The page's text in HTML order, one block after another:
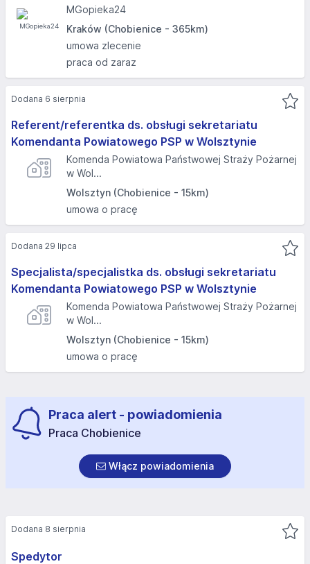
MGopieka24
Kraków (Chobienice - 365km)
umowa zlecenie
praca od zaraz
Referent/referentka ds. obsługi sekretariatu
Komendanta Powiatowego PSP w Wolsztynie
Komenda Powiatowa Państwowej Straży Pożarnej
w Wol...
Wolsztyn (Chobienice - 15km)
umowa o pracę
Dodana 6 sierpnia
Specjalista/specjalistka ds. obsługi sekretariatu
Komendanta Powiatowego PSP w Wolsztynie
Komenda Powiatowa Państwowej Straży Pożarnej
w Wol...
Wolsztyn (Chobienice - 15km)
umowa o pracę
Dodana 29 lipca
Praca alert - powiadomienia
Praca Chobienice
Włącz powiadomienia
Spedytor
Dodana 8 sierpnia